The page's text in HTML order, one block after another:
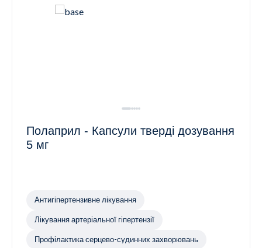
Полаприл - Капсули тверді дозування
5 мг
Антигіпертензивне лікування
Лікування артеріальної гіпертензії
Профілактика серцево-судинних захворювань